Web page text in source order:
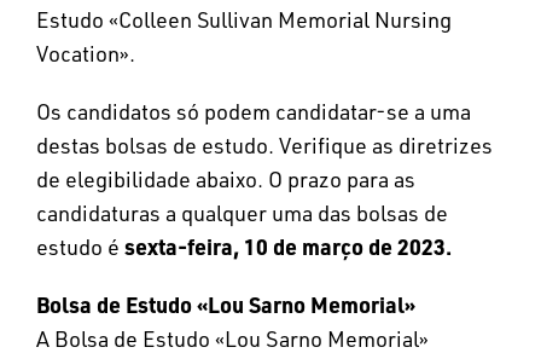
Estudo «Colleen Sullivan Memorial Nursing
Vocation».
Os candidatos só podem candidatar-se a uma
destas bolsas de estudo. Verifique as diretrizes
de elegibilidade abaixo. O prazo para as
candidaturas a qualquer uma das bolsas de
estudo é sexta-feira, 10 de março de 2023.
Bolsa de Estudo «Lou Sarno Memorial»
A Bolsa de Estudo «Lou Sarno Memorial»